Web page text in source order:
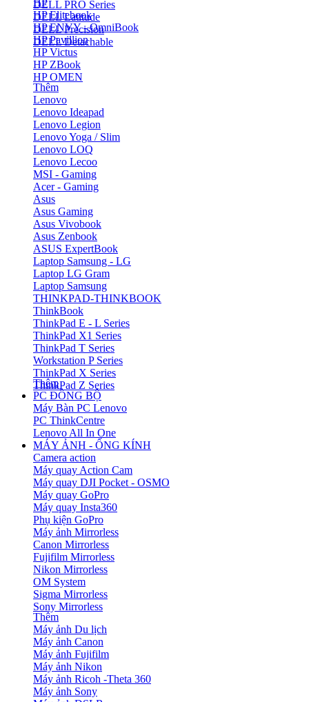
DELL PRO Series
DELL Latitude
DELL Precision
DELL Detachable
HP
HP Elitebook
HP ENVY - OmniBook
HP Pavillion
HP Victus
HP ZBook
HP OMEN
Thêm
Lenovo
Lenovo Ideapad
Lenovo Legion
Lenovo Yoga / Slim
Lenovo LOQ
Lenovo Lecoo
MSI - Gaming
Acer - Gaming
Asus
Asus Gaming
Asus Vivobook
Asus Zenbook
ASUS ExpertBook
Laptop Samsung - LG
Laptop LG Gram
Laptop Samsung
THINKPAD-THINKBOOK
ThinkBook
ThinkPad E - L Series
ThinkPad X1 Series
ThinkPad T Series
Workstation P Series
ThinkPad X Series
ThinkPad Z Series
Thêm
PC ĐỒNG BỘ
Máy Bàn PC Lenovo
PC ThinkCentre
Lenovo All In One
MÁY ẢNH - ỐNG KÍNH
Camera action
Máy quay Action Cam
Máy quay DJI Pocket - OSMO
Máy quay GoPro
Máy quay Insta360
Phụ kiện GoPro
Máy ảnh Mirrorless
Canon Mirrorless
Fujifilm Mirrorless
Nikon Mirrorless
OM System
Sigma Mirrorless
Sony Mirrorless
Thêm
Máy ảnh Du lịch
Máy ảnh Canon
Máy ảnh Fujifilm
Máy ảnh Nikon
Máy ảnh Ricoh -Theta 360
Máy ảnh Sony